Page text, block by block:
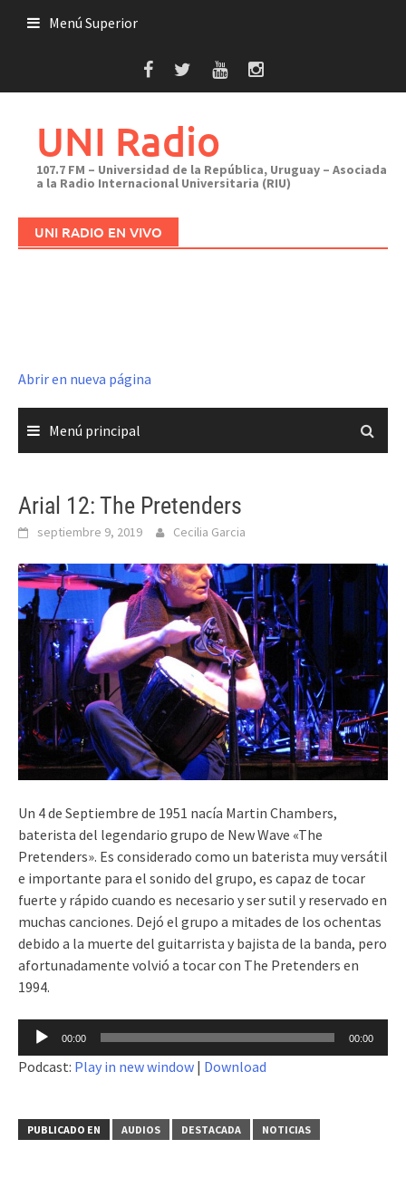
Menú Superior
UNI Radio
107.7 FM – Universidad de la República, Uruguay – Asociada
a la Radio Internacional Universitaria (RIU)
UNI RADIO EN VIVO
Abrir en nueva página
Menú principal
Arial 12: The Pretenders
septiembre 9, 2019 Cecilia Garcia
Un 4 de Septiembre de 1951 nacía Martin Chambers,
baterista del legendario grupo de New Wave «The
Pretenders». Es considerado como un baterista muy versátil
e importante para el sonido del grupo, es capaz de tocar
fuerte y rápido cuando es necesario y ser sutil y reservado en
muchas canciones. Dejó el grupo a mitades de los ochentas
debido a la muerte del guitarrista y bajista de la banda, pero
afortunadamente volvió a tocar con The Pretenders en
1994.
Reproductor
audio
00:00 00:00
Podcast: Play in new window | Download
PUBLICADO EN AUDIOS DESTACADA NOTICIAS